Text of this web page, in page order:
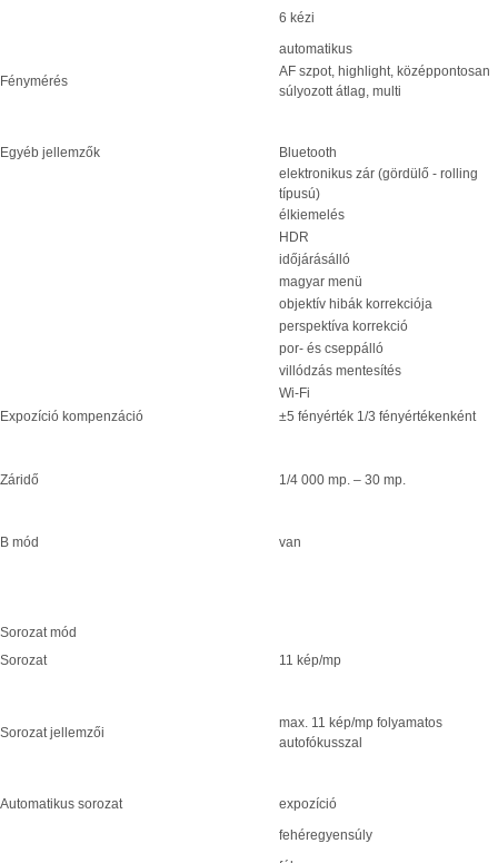
6 kézi
automatikus
Fénymérés
AF szpot, highlight, középpontosan
súlyozott átlag, multi
Egyéb jellemzők
Bluetooth
elektronikus zár (gördülő - rolling
típusú)
élkiemelés
HDR
időjárásálló
magyar menü
objektív hibák korrekciója
perspektíva korrekció
por- és cseppálló
villódzás mentesítés
Wi-Fi
Expozíció kompenzáció
±5 fényérték 1/3 fényértékenként
Záridő 1/4 000 mp. – 30 mp.
B mód van
Sorozat mód
Sorozat
11 kép/mp
Sorozat jellemzői
max. 11 kép/mp folyamatos
autofókusszal
Automatikus sorozat
expozíció
fehéregyensúly